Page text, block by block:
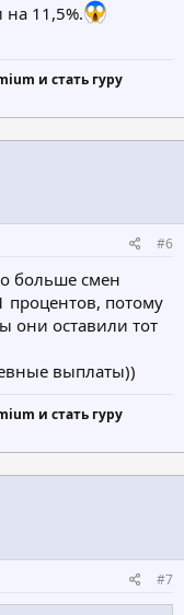
11,5%.
и стать гуру
#6
больше смен
процентов, потому
они оставили тот
выплаты))
и стать гуру
#7